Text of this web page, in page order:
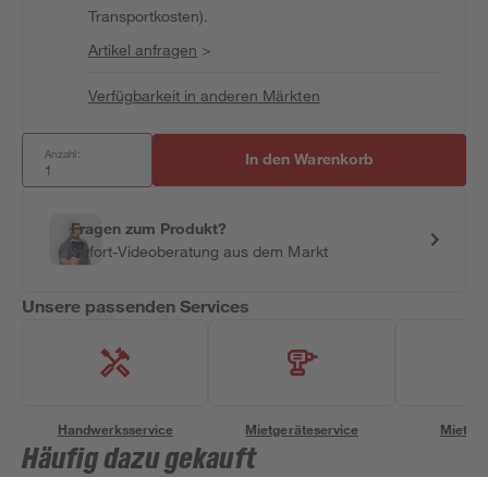
Transportkosten).
Artikel anfragen >
Verfügbarkeit in anderen Märkten
Anzahl: In den Warenkorb
Fragen zum Produkt?
Sofort-Videoberatung aus dem Markt
Unsere passenden Services
Handwerksservice Mietgeräteservice
Häufig dazu gekauft